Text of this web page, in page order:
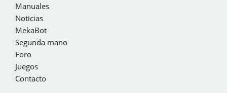
Manuales
Noticias
MekaBot
Segunda mano
Foro
Juegos
Contacto